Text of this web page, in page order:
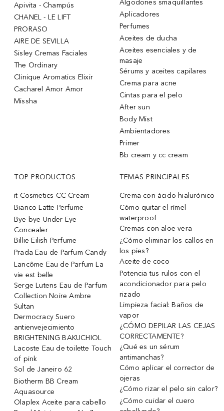
Apivita - Champús
CHANEL - LE LIFT
PRORASO
AIRE DE SEVILLA
Sisley Cremas Faciales
The Ordinary
Clinique Aromatics Elixir
Cacharel Amor Amor
Missha
Algodones smaquillantes
Aplicadores
Perfumes
Aceites de ducha
Aceites esenciales y de
masaje
Sérums y aceites capilares
Crema para acne
Cintas para el pelo
After sun
Body Mist
Ambientadores
Primer
Bb cream y cc cream
TOP PRODUCTOS
it Cosmetics CC Cream
Bianco Latte Perfume
Bye bye Under Eye
Concealer
Billie Eilish Perfume
Prada Eau de Parfum Candy
Lancôme Eau de Parfum La
vie est belle
Serge Lutens Eau de Parfum
Collection Noire Ambre
Sultan
Dermocracy Suero
antienvejecimiento
BRIGHTENING BAKUCHIOL
Lacoste Eau de toilette Touch
of pink
Sol de Janeiro 62
Biotherm BB Cream
Aquasource
Olaplex Aceite para cabello
TEMAS PRINCIPALES
Crema con ácido hialurónico
Cómo quitar el rímel
waterproof
Cremas con aloe vera
¿Cómo eliminar los callos en
los pies?
Aceite de coco
Potencia tus rulos con el
acondicionador para pelo
rizado
Limpieza facial: Baños de
vapor
¿CÓMO DEPILAR LAS CEJAS
CORRECTAMENTE?
¿Qué es un sérum
antimanchas?
Cómo aplicar el corrector de
ojeras
¿Cómo rizar el pelo sin calor?
¿Cómo cuidar el cuero